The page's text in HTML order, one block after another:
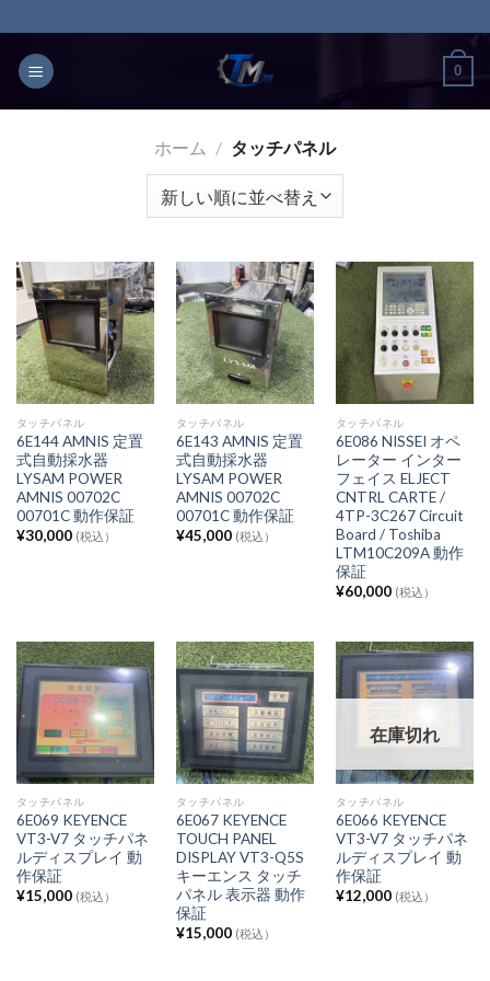
to
content
0
ホーム / タッチパネル
タッチパネル
6E144 AMNIS 定置
式自動採水器
LYSAM POWER
AMNIS 00702C
00701C 動作保証
¥30,000 (税込）
タッチパネル
6E143 AMNIS 定置
式自動採水器
LYSAM POWER
AMNIS 00702C
00701C 動作保証
¥45,000 (税込）
タッチパネル
6E086 NISSEI オペ
レーター インター
フェイス ELJECT
CNTRL CARTE /
4TP-3C267 Circuit
Board / Toshiba
LTM10C209A 動作
保証
¥60,000 (税込）
タッチパネル
6E069 KEYENCE
VT3-V7 タッチパネ
ルディスプレイ 動
作保証
¥15,000 (税込）
タッチパネル
6E067 KEYENCE
TOUCH PANEL
DISPLAY VT3-Q5S
キーエンス タッチ
パネル 表示器 動作
保証
¥15,000 (税込）
在庫切れ
タッチパネル
6E066 KEYENCE
VT3-V7 タッチパネ
ルディスプレイ 動
作保証
¥12,000 (税込）